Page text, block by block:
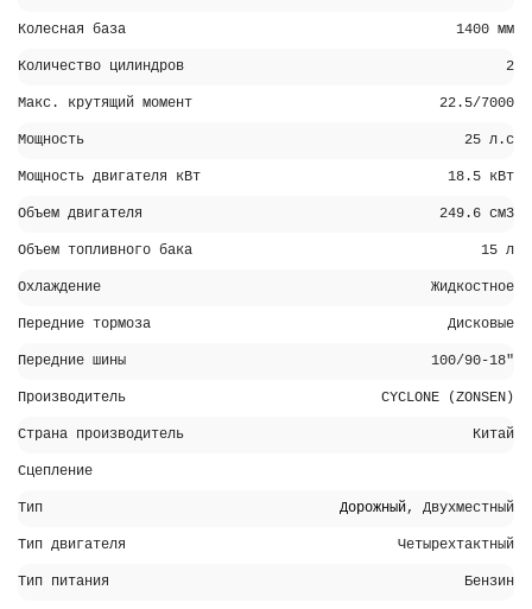
Колесная база 1400 мм
Количество цилиндров 2
Макс. крутящий момент 22.5/7000
Мощность 25 л.с
Мощность двигателя кВт 18.5 кВт
Объем двигателя 249.6 см3
Объем топливного бака 15 л
Охлаждение Жидкостное
Передние тормоза Дисковые
Передние шины 100/90-18"
Производитель CYCLONE (ZONSEN)
Страна производитель Китай
Сцепление
Тип Дорожный, Двухместный
Тип двигателя Четырехтактный
Тип питания Бензин